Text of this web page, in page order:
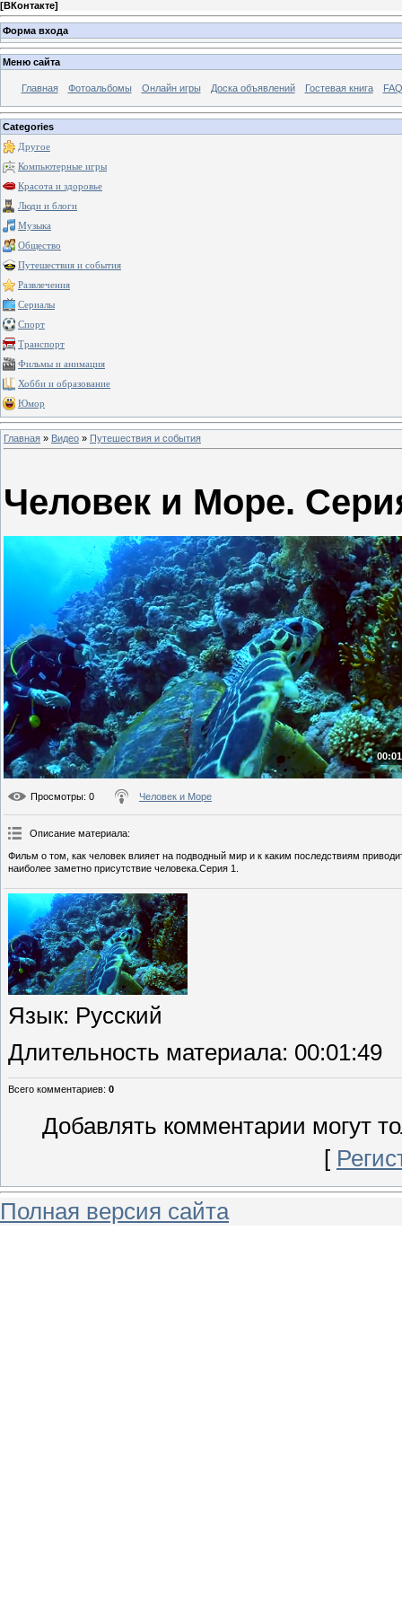
[ВКонтакте]
Форма входа
Меню сайта
Главная Фотоальбомы Онлайн игры Доска объявлений Гостевая книга
Categories
Другое
Компьютерные игры
Красота и здоровье
Люди и блоги
Музыка
Общество
Путешествия и события
Развлечения
Сериалы
Спорт
Транспорт
Фильмы и анимация
Хобби и образование
Юмор
Главная » Видео » Путешествия и события
Человек и Море.
Просмотры: 0 Человек и Море
Описание материала:
Фильм о том, как человек влияет на подводный мир и к каким последствиям
наиболее заметно присутствие человека.Серия 1.
Язык: Русский
Длительность материала: 00:01:49
Всего комментариев: 0
Добавлять комментарии могут
[
Полная версия сайта